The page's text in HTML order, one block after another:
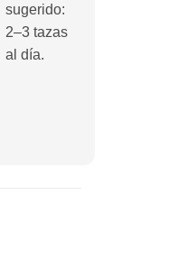
sugerido:
2–3 tazas
al día.